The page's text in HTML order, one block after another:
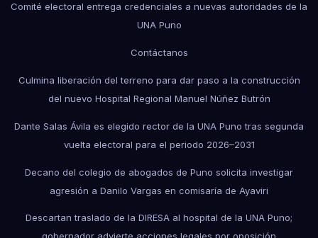
Comité electoral entrega credenciales a nuevas autoridades de la
UNA Puno
Contáctanos
Culmina liberación del terreno para dar paso a la construcción
del nuevo Hospital Regional Manuel Núñez Butrón
Dante Salas Ávila es elegido rector de la UNA Puno tras segunda
vuelta electoral para el periodo 2026–2031
Decano del colegio de abogados de Puno solicita investigar
agresión a Danilo Vargas en comisaría de Ayaviri
Descartan traslado de la DIRESA al hospital de la UNA Puno;